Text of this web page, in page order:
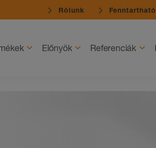
Rólunk
Előnyök Referenciák